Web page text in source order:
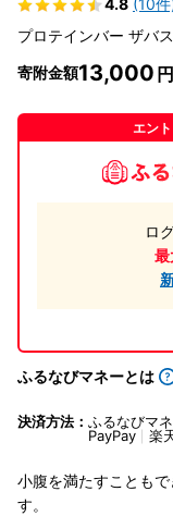
4.8 (10件
プロテインバー ザバ
寄附金額13,000
エン
ロ
ふるなびマネーとは
決済方法： ふるなびマ
PayPay
楽
小腹を満たすことも
す。